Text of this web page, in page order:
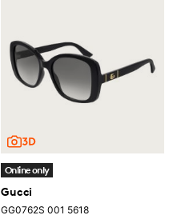
Online only
Gucci
GG0762S 001 5618